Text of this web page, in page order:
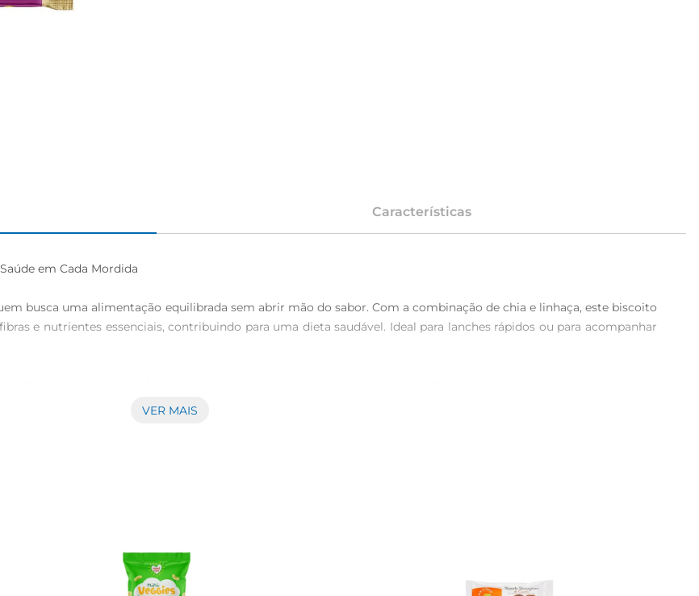
Características
em Cada Mordida
busca uma alimentação equilibrada sem abrir mão do sabor. Com a combinação de chia e linhaça, este biscoito
e nutrientes essenciais, contribuindo para uma dieta saudável. Ideal para lanches rápidos ou para acompanhar
e ajudam a controlar o colesterol. Juntas, essas sementes potencializam a qualidade nutricional do biscoito,
escolares, proporcionando uma refeição equilibrada e saborosa para as crianças.
VER MAIS